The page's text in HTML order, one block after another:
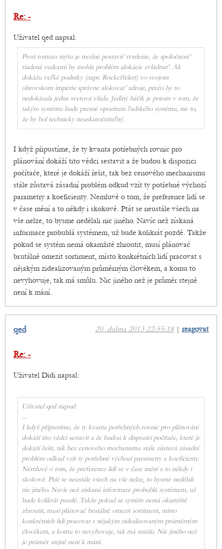
Re: -
Uživatel qed napsal:
Proti tomuto mýtu je možné postaviť tvrdenie, že spoločnosť
riadená vedcami by mohla problém alokácie zvládnuť. Ak
dokážu veľké podniky (napr. Rockeffeleri) vo svojom
obrovskom impériu správne alokovať zdroje, prečo by to
nedokázala jedna svetová vláda. Jediný háčik je potom v tom, že
takýto systému bude presné opozitum ľudského systému, nie to,
že by bol technicky neuskutočniteľný.
I když připustíme, že ty kvanta potřebných rovnic pro
plánování dokáží tito vědci sestavit a že budou k dispozici
počítače, které je dokáží řešit, tak bez cenového mechanismu
stále zůstavá zásadní problém odkud vzít ty potřebné výchozí
parametry a koeficienty. Nemluvě o tom, že preference lidí se
v čase mění a to někdy i skokově. Ptát se neustále všech na
vše nelze, to bysme nedělali nic jiného. Navíc než získaná
informace probublá systémem, už bude kolikrát pozdě. Takže
pokud se systém nemá okamžitě zhroutit, musí plánovač
brutálně omezit sortiment, místo konkrétních lidí pracovat s
nějakým zidealizovaným průměrným člověkem, a komu to
nevyhovuje, tak má smůlu. Nic jiného než je průměr stejně
není k mání.
20. dubna 2013 22:55:18| reagovat
qed
Re: -
Uživatel Didi napsal:
Uživatel qed napsal:
...
I když připustíme, že ty kvanta potřebných rovnic pro plánování
dokáží tito vědci sestavit a že budou k dispozici počítače, které je
dokáží řešit, tak bez cenového mechanismu stále zůstavá zásadní
problém odkud vzít ty potřebné výchozí parametry a koeficienty.
Nemluvě o tom, že preference lidí se v čase mění a to někdy i
skokově. Ptát se neustále všech na vše nelze, to bysme nedělali
nic jiného. Navíc než získaná informace probublá systémem, už
bude kolikrát pozdě. Takže pokud se systém nemá okamžitě
zhroutit, musí plánovač brutálně omezit sortiment, místo
konkrétních lidí pracovat s nějakým zidealizovaným průměrným
člověkem, a komu to nevyhovuje, tak má smůlu. Nic jiného než
je průměr stejně není k mání.